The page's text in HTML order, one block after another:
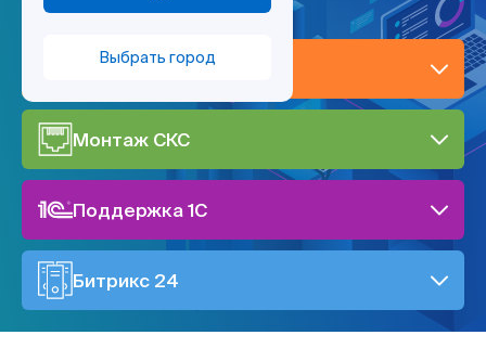
Выбрать город
IT-поддержка
Монтаж СКС
Поддержка 1C
Битрикс 24